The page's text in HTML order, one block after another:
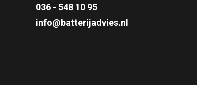
036 - 548 10 95
info@batterijadvies.nl